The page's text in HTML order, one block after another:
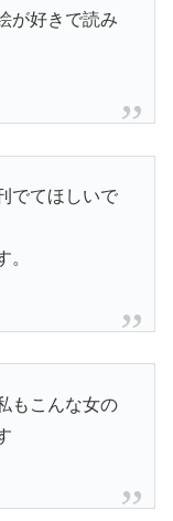
が好きで読み
でてほしいで
。
もこんな女の